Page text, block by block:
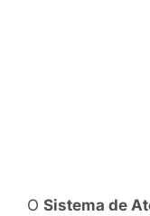
O Sistema de